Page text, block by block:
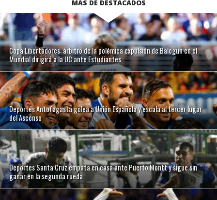
MÁS DE DESTACADOS
Copa Libertadores: árbitro de la polémica expulsión de Balogun en el
Mundial dirigirá a la UC ante Estudiantes
Deportes Antofagasta golea a Unión Española y escala al tercer lugar
del Ascenso
Deportes Santa Cruz empata en casa ante Puerto Montt y sigue sin
ganar en la segunda rueda